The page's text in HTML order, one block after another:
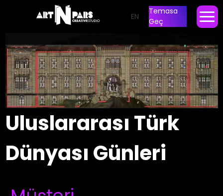
EN
Temasa
Geç
Uluslararası Türk
Dünyası Günleri